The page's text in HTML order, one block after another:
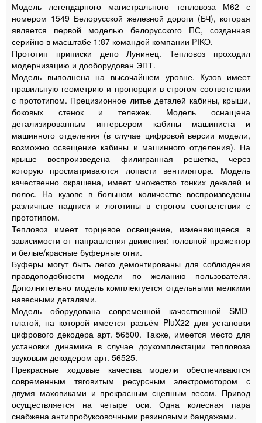
Модель легендарного магистрального тепловоза М62 с
номером 1549 Белорусской железной дороги (БЧ), которая
является первой моделью белорусского ПС, созданная
серийно в масштабе 1:87 командой компании PIKO.
Прототип приписки депо Лунинец. Тепловоз проходил
модернизацию и дооборудован ЭПТ.
Модель выполнена на высочайшем уровне. Кузов имеет
правильную геометрию и пропорции в строгом соответствии
с прототипом. Прецизионное литье деталей кабины, крыши,
боковых стенок и тележек. Модель оснащена
детализированным интерьером кабины машиниста и
машинного отделения (в случае цифровой версии модели,
возможно освещение кабины и машинного отделения). На
крыше воспроизведена филигранная решетка, через
которую просматриваются лопасти вентилятора. Модель
качественно окрашена, имеет множество тонких декалей и
полос. На кузове в большом количестве воспроизведены
различные надписи и логотипы в строгом соответствии с
прототипом.
Тепловоз имеет торцевое освещение, изменяющееся в
зависимости от направления движения: головной прожектор
и белые/красные буферные огни.
Буферы могут быть легко демонтированы для соблюдения
правдоподобности модели по желанию пользователя.
Дополнительно модель комплектуется отдельными мелкими
навесными деталями.
Модель оборудована современной качественной SMD-
платой, на которой имеется разъём PluX22 для установки
цифрового декодераарт. 56500. Также, имеется место для
установки динамика в случае доукомплектации тепловоза
звуковым декодером арт. 56525.
Прекрасные ходовые качества модели обеспечиваются
современным тяговитым ресурсным электромотором с
двумя маховиками и прекрасным сцепным весом. Привод
осуществляется на четыре оси. Одна колесная пара
снабжена антипробуксовочными резиновыми бандажами.